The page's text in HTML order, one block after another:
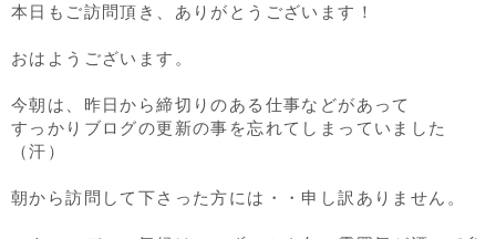
本日もご訪問頂き、ありがとうございます！
おはようございます。
今朝は、昨日から締切りのある仕事などがあって
すっかりブログの更新の事を忘れてしまっていました
（汗）
朝から訪問して下さった方には・・申し訳ありません。